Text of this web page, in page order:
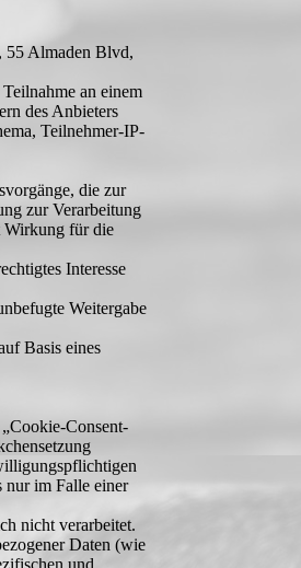
55 Almaden Blvd,
an einem
des Anbieters
Teilnehmer-IP-
die zur
zur Verarbeitung
Wirkung für die
Interesse
Weitergabe
Basis eines
Consent-
nur im Falle einer
nicht verarbeitet.
Daten (wie
und